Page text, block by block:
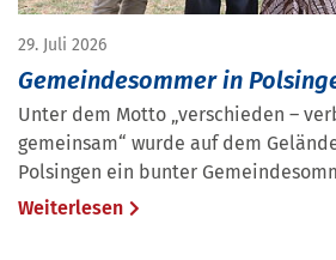
29. Juli 2026
Gemeindesommer in
Unter dem Motto „verschieden –
gemeinsam“ wurde auf dem
Polsingen ein bunter
Weiterlesen